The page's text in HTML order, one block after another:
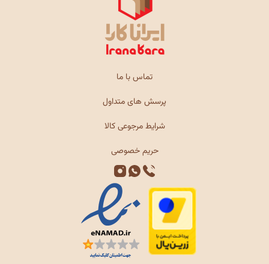
تماس با ما
پرسش های متداول
شرایط مرجوعی کالا
حریم خصوصی